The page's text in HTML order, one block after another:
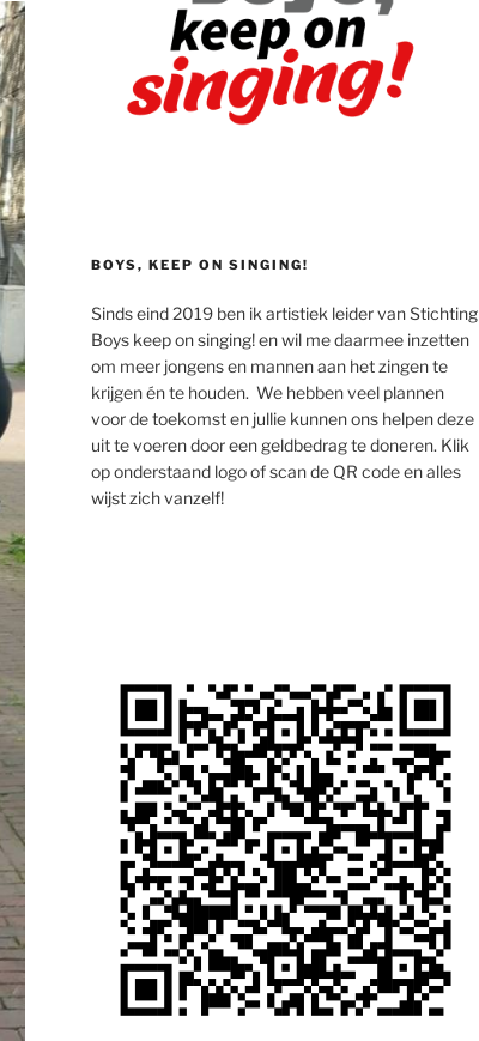
BOYS, KEEP ON SINGING!
Sinds eind 2019 ben ik artistiek leider van Stichting
Boys keep on singing! en wil me daarmee inzetten
om meer jongens en mannen aan het zingen te
krijgen én te houden. We hebben veel plannen
voor de toekomst en jullie kunnen ons helpen deze
uit te voeren door een geldbedrag te doneren. Klik
op onderstaand logo of scan de QR code en alles
wijst zich vanzelf!